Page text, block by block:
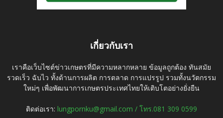
เกี่ยวกับเรา
เราคือเว็บไซต์ข่าวเกษตรที่มีความหลากหลาย ข้อมูลถูกต้อง ทันสมัย
รวดเร็ว ฉับไว ทั้งด้านการผลิต การตลาด การแปรรูป รวมทั้งนวัตกรรม
ใหม่ๆ เพื่อพัฒนาการเกษตรประเทศไทยให้เติบโตอย่างยั่งยืน
ติดต่อเรา: lungpornku@gmail.com / โทร.081 309 0599